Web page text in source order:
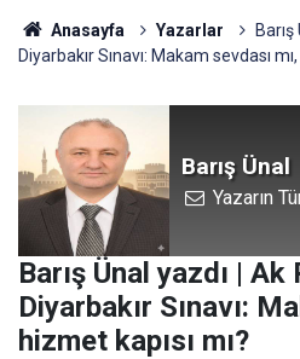
Anasayfa Yazarlar
Diyarbakır Sınavı: Makam sevdası
Barış Ünal
Yazarın
Barış Ünal yazdı | Ak
Diyarbakır Sınavı:
hizmet kapısı mı?